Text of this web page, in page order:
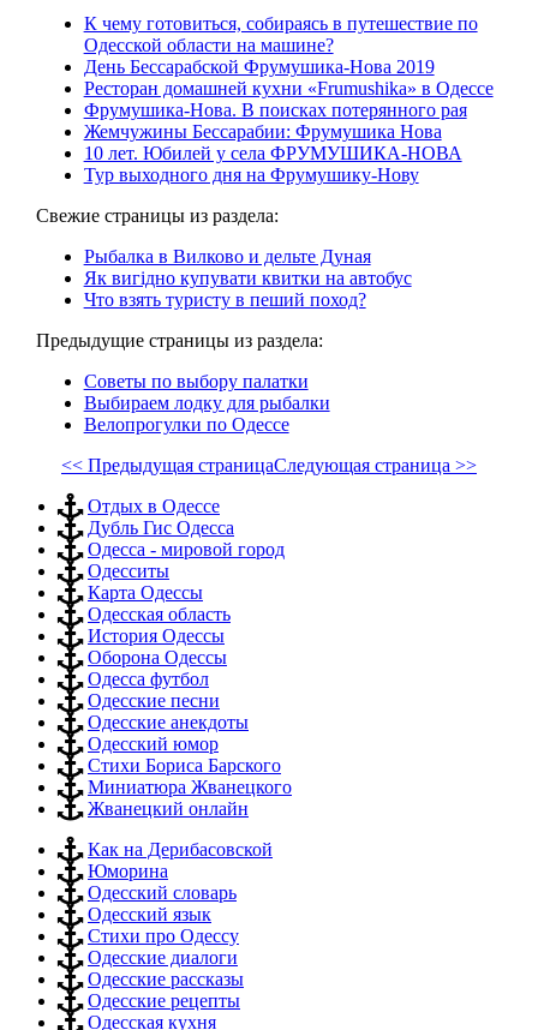
К чему готовиться, собираясь в путешествие по
Одесской области на машине?
День Бессарабской Фрумушика-Нова 2019
Ресторан домашней кухни «Frumushika» в Одессе
Фрумушика-Нова. В поисках потерянного рая
Жемчужины Бессарабии: Фрумушика Нова
10 лет. Юбилей у села ФРУМУШИКА-НОВА
Тур выходного дня на Фрумушику-Нову
Свежие страницы из раздела:
Рыбалка в Вилково и дельте Дуная
Як вигідно купувати квитки на автобус
Что взять туристу в пеший поход?
Предыдущие страницы из раздела:
Советы по выбору палатки
Выбираем лодку для рыбалки
Велопрогулки по Одессе
<< Предыдущая страницаСледующая страница >>
Отдых в Одессе
Дубль Гис Одесса
Одесса - мировой город
Одесситы
Карта Одессы
Одесская область
История Одессы
Оборона Одессы
Одесса футбол
Одесские песни
Одесские анекдоты
Одесский юмор
Стихи Бориса Барского
Миниатюра Жванецкого
Жванецкий онлайн
Как на Дерибасовской
Юморина
Одесский словарь
Одесский язык
Стихи про Одессу
Одесские диалоги
Одесские рассказы
Одесские рецепты
Одесская кухня